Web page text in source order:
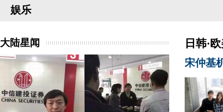
娱乐
大陆星闻 日韩·
宋仲基